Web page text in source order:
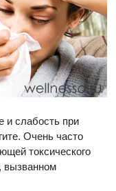
и слабость при
Очень часто
токсического
вызванном